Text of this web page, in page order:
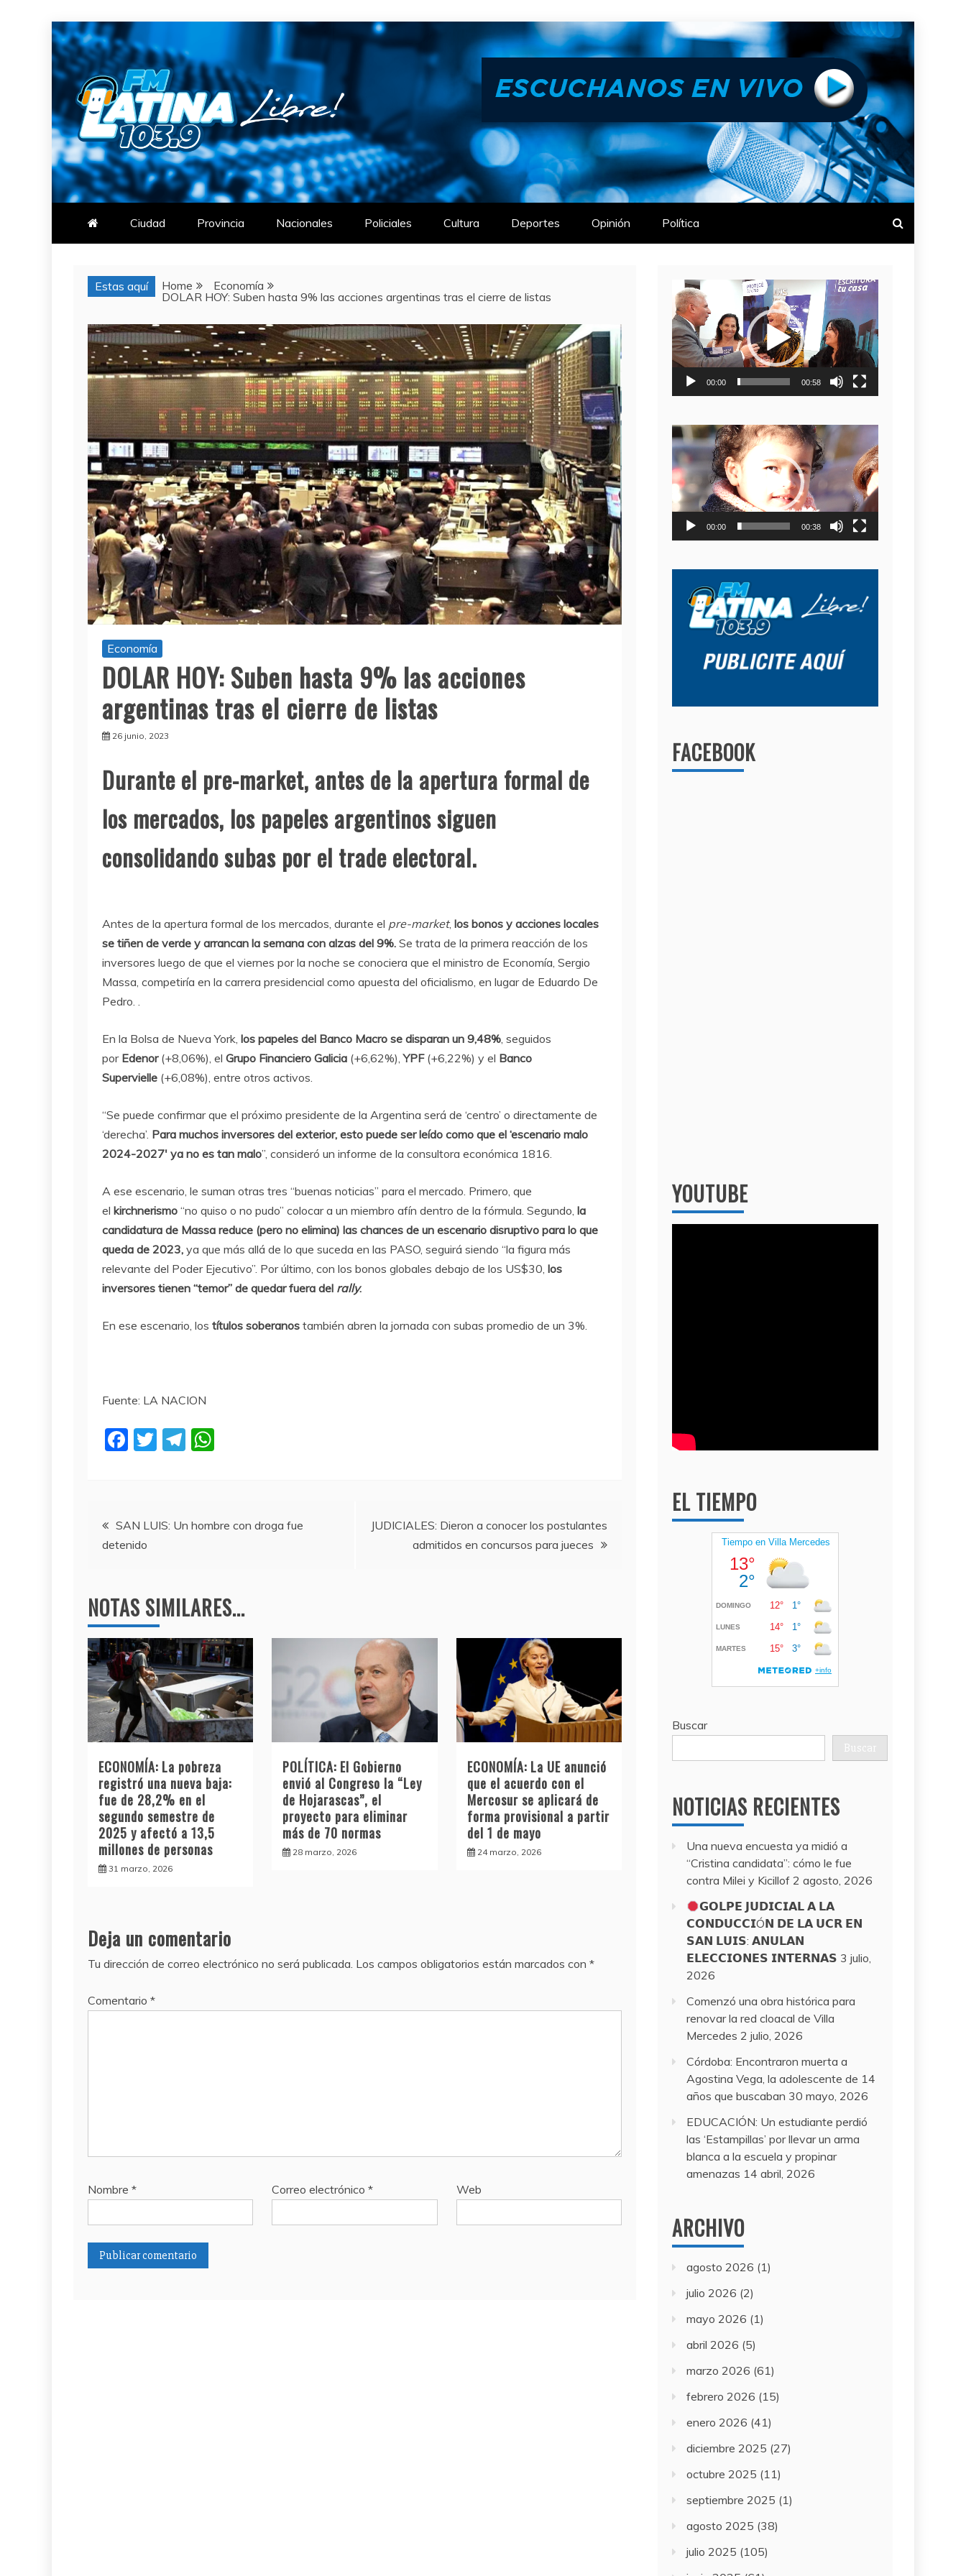
Skip
to
content
FM LATINA
NOTICIAS
Ciudad Provincia Nacionales Policiales Cultura Deportes Opinión Política
Estas aquí Home
Economía
DOLAR HOY: Suben hasta 9% las acciones argentinas tras el cierre de listas
Economía
DOLAR HOY: Suben hasta 9% las acciones
argentinas tras el cierre de listas
26 junio, 2023
Durante el pre-market, antes de la apertura formal de
los mercados, los papeles argentinos siguen
consolidando subas por el trade electoral.
Antes de la apertura formal de los mercados, durante el pre-market, los bonos y acciones locales
se tiñen de verde y arrancan la semana con alzas del 9%. Se trata de la primera reacción de los
inversores luego de que el viernes por la noche se conociera que el ministro de Economía, Sergio
Massa, competiría en la carrera presidencial como apuesta del oficialismo, en lugar de Eduardo De
Pedro. .
En la Bolsa de Nueva York, los papeles del Banco Macro se disparan un 9,48%, seguidos
por Edenor (+8,06%), el Grupo Financiero Galicia (+6,62%),YPF (+6,22%) y el Banco
Supervielle (+6,08%), entre otros activos.
“Se puede confirmar que el próximo presidente de la Argentina será de ‘centro’ o directamente de
‘derecha’. Para muchos inversores del exterior, esto puede ser leído como que el ‘escenario malo
2024-2027′ ya no es tan malo”, consideró un informe de la consultora económica 1816.
A ese escenario, le suman otras tres “buenas noticias” para el mercado. Primero, que
el kirchnerismo “no quiso o no pudo” colocar a un miembro afín dentro de la fórmula. Segundo, la
candidatura de Massa reduce (pero no elimina) las chances de un escenario disruptivo para lo que
queda de 2023, ya que más allá de lo que suceda en las PASO, seguirá siendo “la figura más
relevante del Poder Ejecutivo”. Por último, con los bonos globales debajo de los US$30, los
inversores tienen “temor” de quedar fuera del rally.
En ese escenario, los títulos soberanos también abren la jornada con subas promedio de un 3%.
Fuente: LA NACION
F
b
o
k
T
T
a A
Navegación
de
entradas
SAN LUIS: Un hombre con droga fue
detenido
JUDICIALES: Dieron a conocer los postulantes
admitidos en concursos para jueces
NOTAS SIMILARES...
ECONOMÍA: La pobreza
registró una nueva baja:
fue de 28,2% en el
segundo semestre de
2025 y afectó a 13,5
millones de personas
31 marzo, 2026
POLÍTICA: El Gobierno
envió al Congreso la “Ley
de Hojarascas”, el
proyecto para eliminar
más de 70 normas
28 marzo, 2026
ECONOMÍA: La UE anunció
que el acuerdo con el
Mercosur se aplicará de
forma provisional a partir
del 1 de mayo
24 marzo, 2026
Deja un comentario
Tu dirección de correo electrónico no será publicada. Los campos obligatorios están marcados con *
Comentario *
Nombre * Correo electrónico* Web
Reproductor
de
video
00:00 00:58
Reproductor
de
video
00:00 00:38
FACEBOOK
YOUTUBE
EL TIEMPO
Buscar
Buscar
NOTICIAS RECIENTES
Una nueva encuesta ya midió a
“Cristina candidata”: cómo le fue
contra Milei y Kicillof 2 agosto, 2026
𝗚𝗢𝗟𝗣𝗘 𝗝𝗨𝗗𝗜𝗖𝗜𝗔𝗟 𝗔 𝗟𝗔
𝗖𝗢𝗡𝗗𝗨𝗖𝗖𝗜Ó𝗡 𝗗𝗘 𝗟𝗔 𝗨𝗖𝗥 𝗘𝗡
𝗦𝗔𝗡 𝗟𝗨𝗜𝗦: 𝗔𝗡𝗨𝗟𝗔𝗡
𝗘𝗟𝗘𝗖𝗖𝗜𝗢𝗡𝗘𝗦 𝗜𝗡𝗧𝗘𝗥𝗡𝗔𝗦 3 julio,
2026
Comenzó una obra histórica para
renovar la red cloacal de Villa
Mercedes 2 julio, 2026
Córdoba: Encontraron muerta a
Agostina Vega, la adolescente de 14
años que buscaban 30 mayo, 2026
EDUCACIÓN: Un estudiante perdió
las ‘Estampillas’ por llevar un arma
blanca a la escuela y propinar
amenazas 14 abril, 2026
ARCHIVO
agosto 2026 (1)
julio 2026 (2)
mayo 2026 (1)
abril 2026 (5)
marzo 2026 (61)
febrero 2026 (15)
enero 2026 (41)
diciembre 2025 (27)
octubre 2025 (11)
septiembre 2025 (1)
agosto 2025 (38)
julio 2025 (105)